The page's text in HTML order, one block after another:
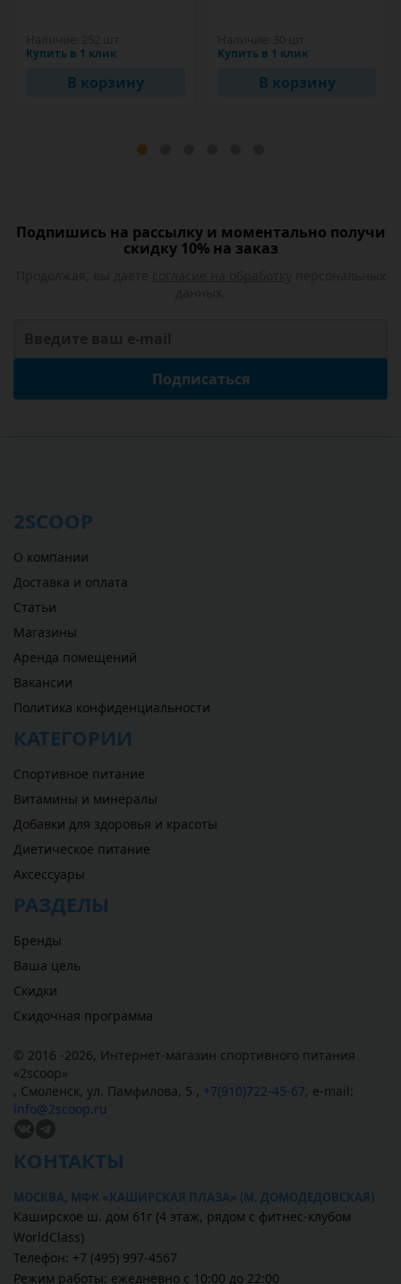
Купить в 1 клик
В корзину
Купить в 1 клик
В корзину
Подпишись на рассылку и моментально получи
скидку 10% на заказ
Подписаться
2SCOOP
О компании
Доставка и оплата
Статьи
Магазины
Аренда помещений
Вакансии
Политика конфиденциальности
КАТЕГОРИИ
Спортивное питание
Витамины и минералы
Добавки для здоровья и красоты
Диетическое питание
Аксессуары
РАЗДЕЛЫ
Бренды
Ваша цель
Скидки
Скидочная программа
© 2016 -2026, Интернет-магазин спортивного питания
«2scoop»
, Смоленск, ул. Памфилова, 5 , +7(910)722-45-67, e-mail:
info@2scoop.ru
КОНТАКТЫ
МОСКВА, МФК «КАШИРСКАЯ ПЛАЗА» (М. ДОМОДЕДОВСКАЯ)
Каширское ш. дом 61г (4 этаж, рядом с фитнес-клубом
WorldClass)
Телефон: +7 (495) 997-4567
Режим работы: ежедневно с 10:00 до 22:00